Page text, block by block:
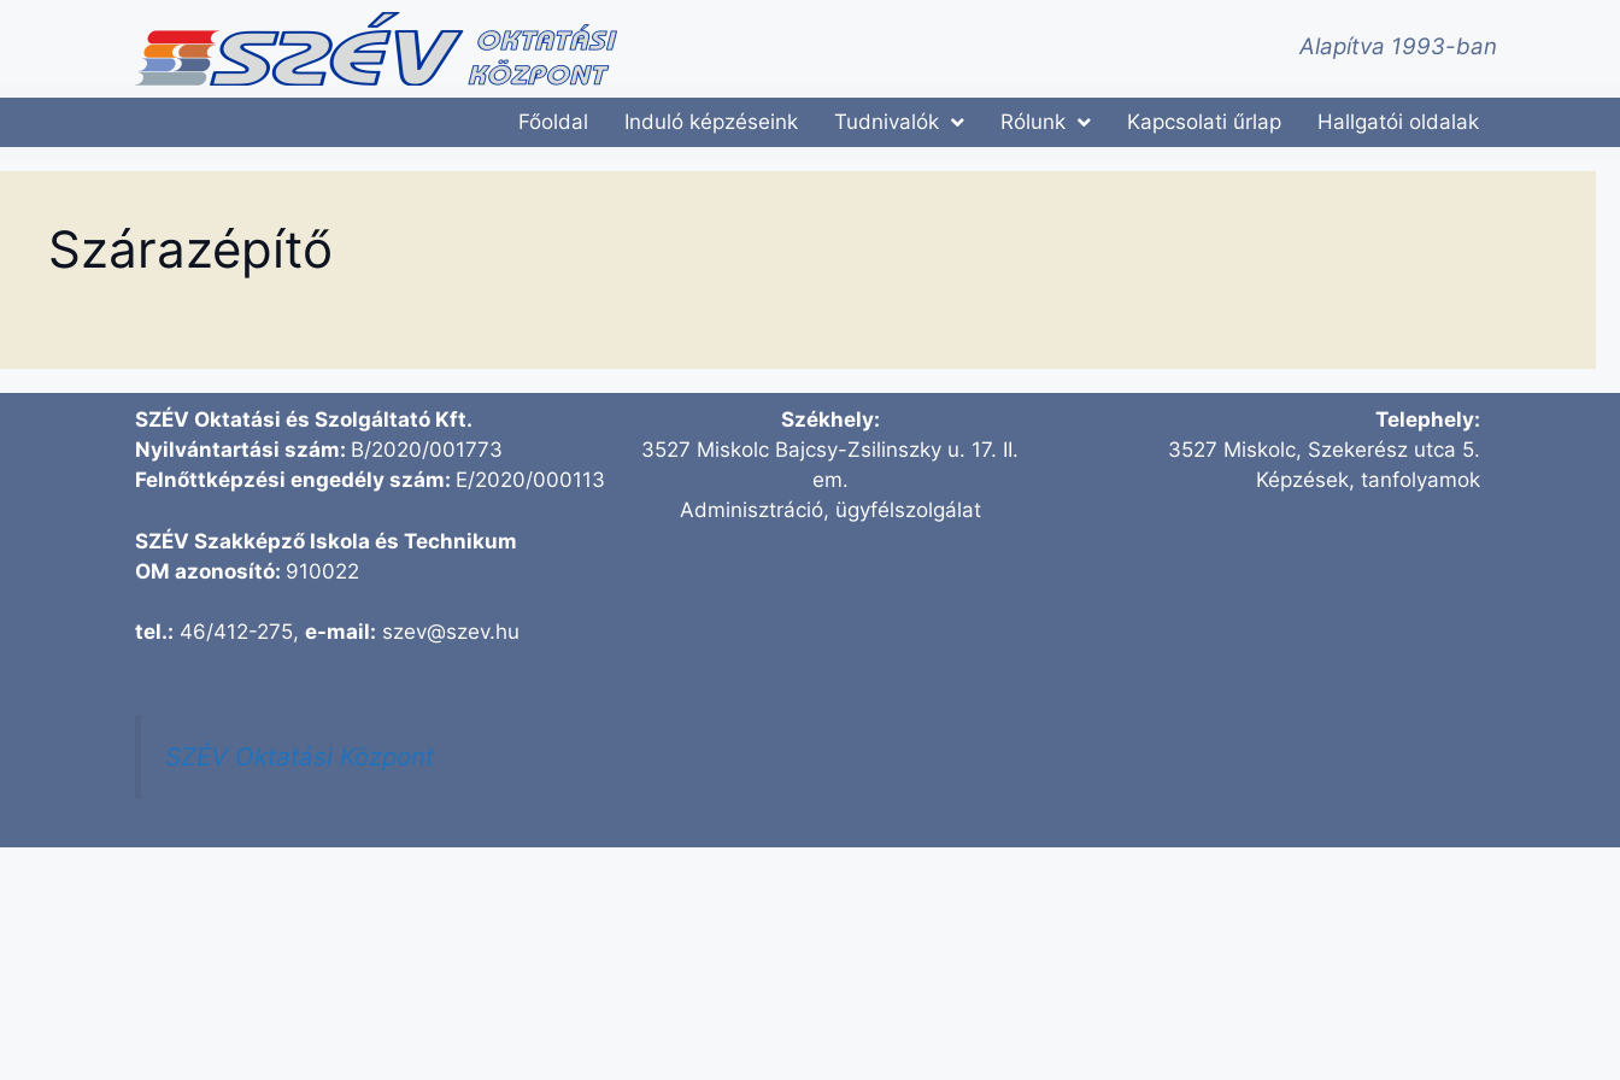
Alapítva 1993-ban
Főoldal Induló képzéseink Tudnivalók Rólunk Kapcsolati űrlap Hallgatói oldalak
Szárazépítő
SZÉV Oktatási és Szolgáltató Kft.
Nyilvántartási szám: B/2020/001773
Felnőttképzési engedély szám: E/2020/000113
SZÉV Szakképző Iskola és Technikum
OM azonosító: 910022
tel.: 46/412-275, e-mail: szev@szev.hu
SZÉV Oktatási Központ
Székhely:
3527 Miskolc Bajcsy-Zsilinszky u. 17. II.
em.
Adminisztráció, ügyfélszolgálat
Telephely:
3527 Miskolc, Szekerész utca 5.
Képzések, tanfolyamok